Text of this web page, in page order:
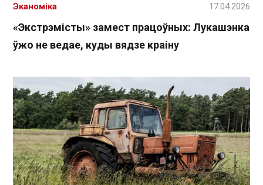
«Экстрэмісты» замест працоўных: Лукашэнка
ўжо не ведае, куды вядзе краіну
Эканоміка 17.04.2026